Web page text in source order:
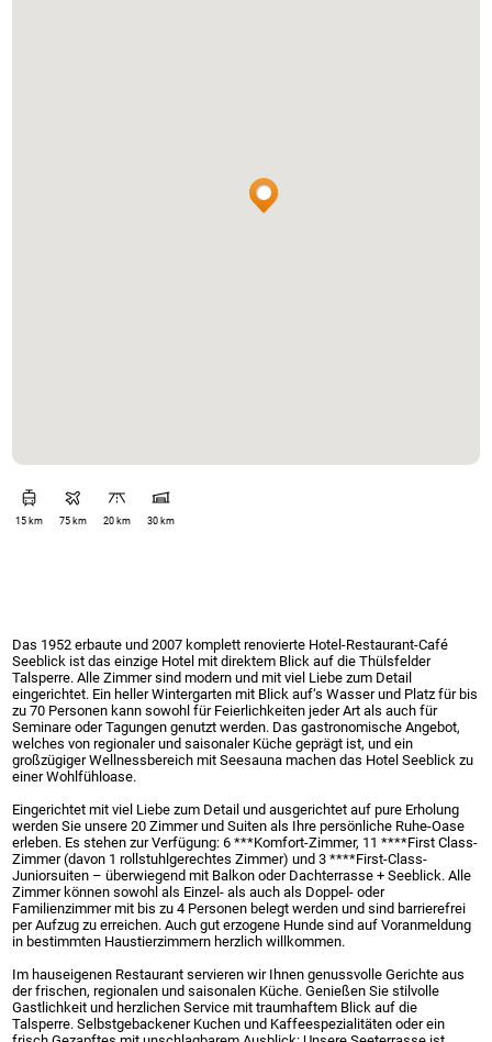
15 km 75 km 20 km 30 km
Das 1952 erbaute und 2007 komplett renovierte Hotel-Restaurant-Café
Seeblick ist das einzige Hotel mit direktem Blick auf die Thülsfelder
Talsperre. Alle Zimmer sind modern und mit viel Liebe zum Detail
eingerichtet. Ein heller Wintergarten mit Blick auf‘s Wasser und Platz für bis
zu 70 Personen kann sowohl für Feierlichkeiten jeder Art als auch für
Seminare oder Tagungen genutzt werden. Das gastronomische Angebot,
welches von regionaler und saisonaler Küche geprägt ist, und ein
großzügiger Wellnessbereich mit Seesauna machen das Hotel Seeblick zu
einer Wohlfühloase.
Eingerichtet mit viel Liebe zum Detail und ausgerichtet auf pure Erholung
werden Sie unsere 20 Zimmer und Suiten als Ihre persönliche Ruhe-Oase
erleben. Es stehen zur Verfügung: 6 ***Komfort-Zimmer, 11 ****First Class-
Zimmer (davon 1 rollstuhlgerechtes Zimmer) und 3 ****First-Class-
Juniorsuiten – überwiegend mit Balkon oder Dachterrasse + Seeblick. Alle
Zimmer können sowohl als Einzel- als auch als Doppel- oder
Familienzimmer mit bis zu 4 Personen belegt werden und sind barrierefrei
per Aufzug zu erreichen. Auch gut erzogene Hunde sind auf Voranmeldung
in bestimmten Haustierzimmern herzlich willkommen.
Im hauseigenen Restaurant servieren wir Ihnen genussvolle Gerichte aus
der frischen, regionalen und saisonalen Küche. Genießen Sie stilvolle
Gastlichkeit und herzlichen Service mit traumhaftem Blick auf die
Talsperre. Selbstgebackener Kuchen und Kaffeespezialitäten oder ein